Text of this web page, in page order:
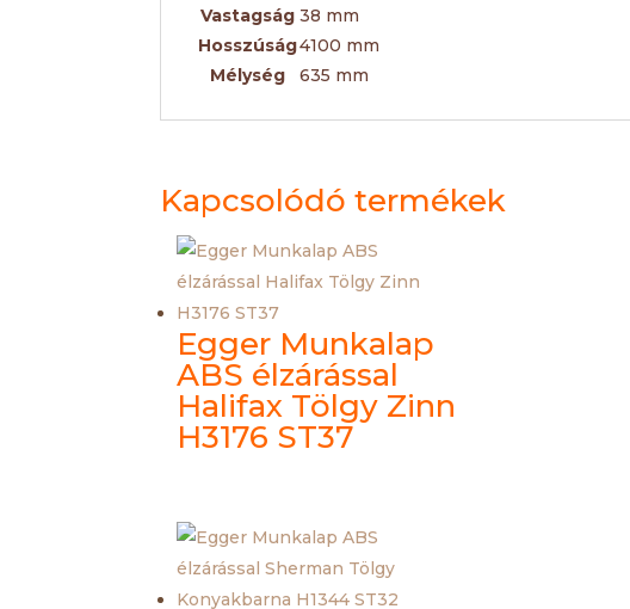
Vastagság 38 mm
Hosszúság4100 mm
Mélység
635 mm
Kapcsolódó termékek
Egger Munkalap
ABS élzárással
Halifax Tölgy Zinn
H3176 ST37